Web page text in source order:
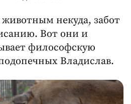
некуда, забот
Вот они и
философскую
Владислав.